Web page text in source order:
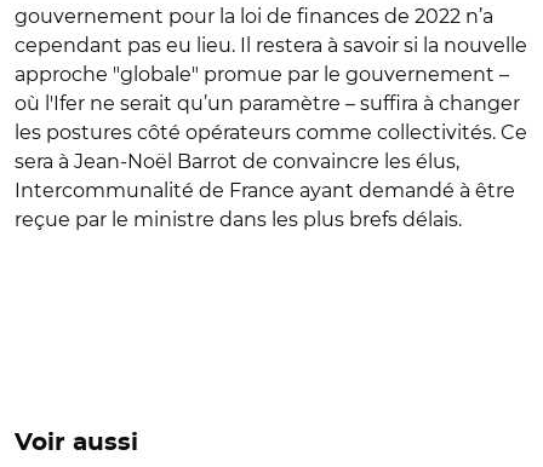
gouvernement pour la loi de finances de 2022 n’a
cependant pas eu lieu. Il restera à savoir si la nouvelle
approche "globale" promue par le gouvernement –
où l'Ifer ne serait qu’un paramètre – suffira à changer
les postures côté opérateurs comme collectivités. Ce
sera à Jean-Noël Barrot de convaincre les élus,
Intercommunalité de France ayant demandé à être
reçue par le ministre dans les plus brefs délais.
Voir aussi